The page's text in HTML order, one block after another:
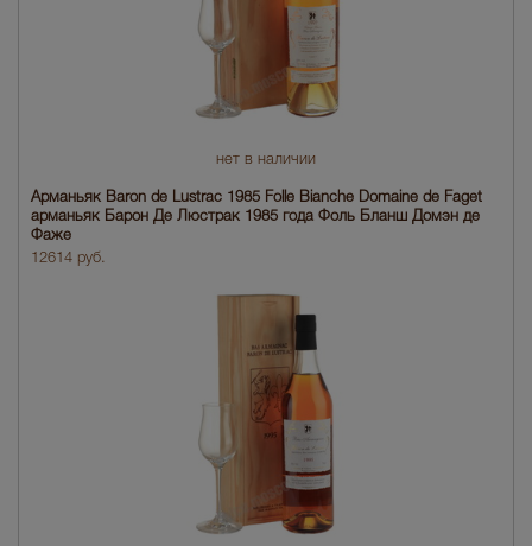
нет в наличии
Арманьяк Baron de Lustrac 1985 Folle Bianche Domaine de Faget
арманьяк Барон Де Люстрак 1985 года Фоль Бланш Домэн де
Фаже
12614 руб.